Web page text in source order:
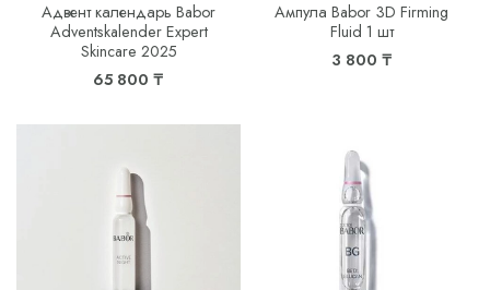
Адвент календарь Babor
Adventskalender Expert
Skincare 2025
65 800 ₸
Ампула Babor 3D Firming
Fluid 1 шт
3 800 ₸